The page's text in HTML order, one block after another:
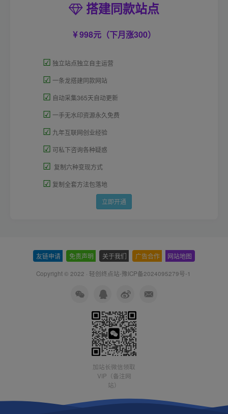
搭建同款站点
998元（下月涨300）
☑ 独立站点独立自主运营
☑ 一条龙搭建同款网站
☑ 自动采集365天自动更新
☑ 一手无水印资源永久免费
☑ 九年互联网创业经验
☑ 可私下咨询各种疑惑
☑ 复制六种变现方式
☑ 复制全套方法包落地
立即开通
友链申请 免责声明 关于我们 广告合作 网站地图
Copyright © 2022 · 轻创终点站-豫ICP备2024095279号-1
加站长微信领取
VIP（备注网
站）